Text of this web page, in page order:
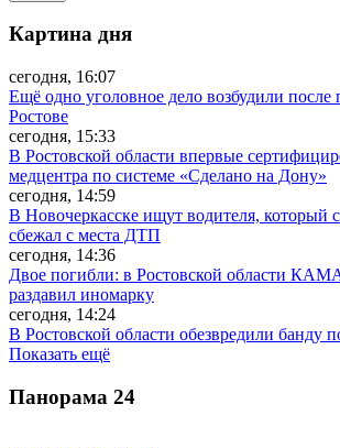
Картина дня
сегодня, 16:07
Ещё одно уголовное дело возбудили
Ростове
сегодня, 15:33
В Ростовской области впервые
медцентра по системе «Сделано на Дону»
сегодня, 14:59
В Новочеркасске ищут водителя, который
сбежал с места ДТП
сегодня, 14:36
Двое погибли: в Ростовской области
раздавил иномарку
сегодня, 14:24
В Ростовской области обезвредили банду
Показать ещё
Панорама 24